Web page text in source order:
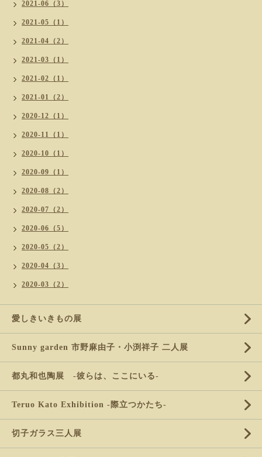
2021-06（3）
2021-05（1）
2021-04（2）
2021-03（1）
2021-02（1）
2021-01（2）
2020-12（1）
2020-11（1）
2020-10（1）
2020-09（1）
2020-08（2）
2020-07（2）
2020-06（5）
2020-05（2）
2020-04（3）
2020-03（2）
愛しきいきもの展
Sunny garden 市野麻由子・小渕祥子 二人展
都丸和也陶展 -彼らは、ここにいる-
Teruo Kato Exhibition -際立つかたち-
切子ガラス三人展